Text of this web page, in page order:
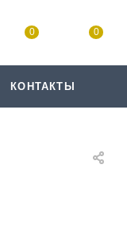
0 0
КОНТАКТЫ